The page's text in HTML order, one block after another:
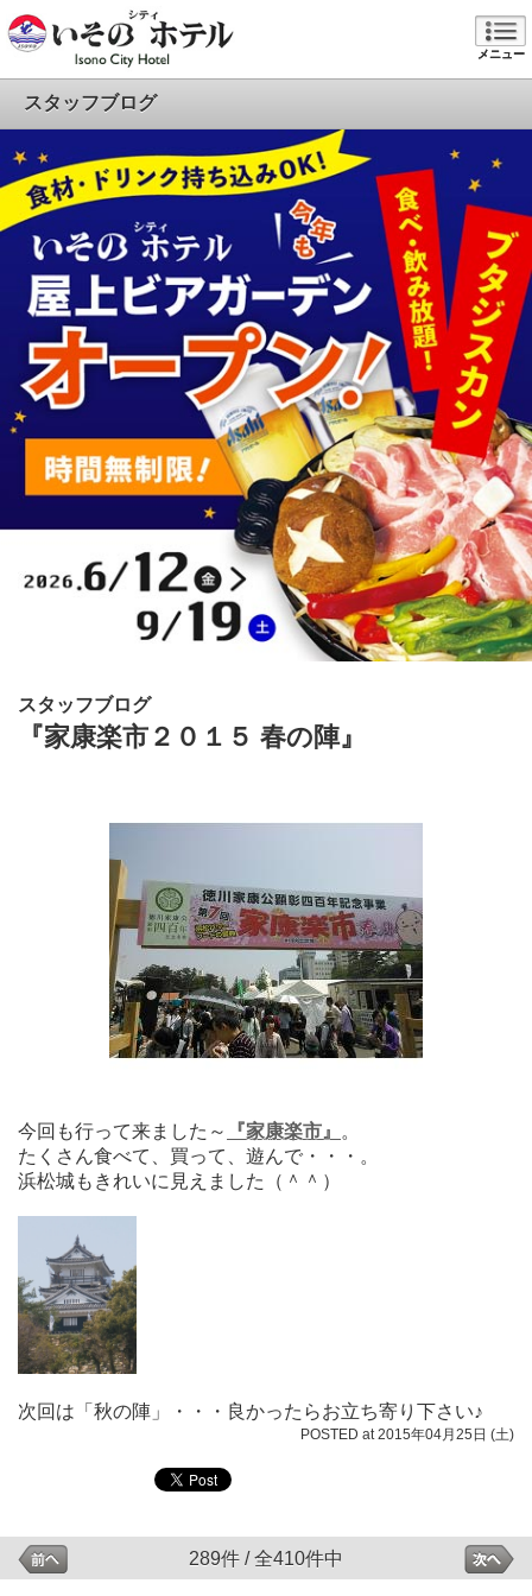
メニュー
スタッフブログ
スタッフブログ
『家康楽市２０１５ 春の陣』
今回も行って来ました～ 『家康楽市』
。
たくさん食べて、買って、遊んで・・・。
浜松城もきれいに見えました（＾＾）
次回は「秋の陣」・・・良かったらお立ち寄り下さい♪
POSTED at 2015年04月25日 (土)
289件 / 全410件中